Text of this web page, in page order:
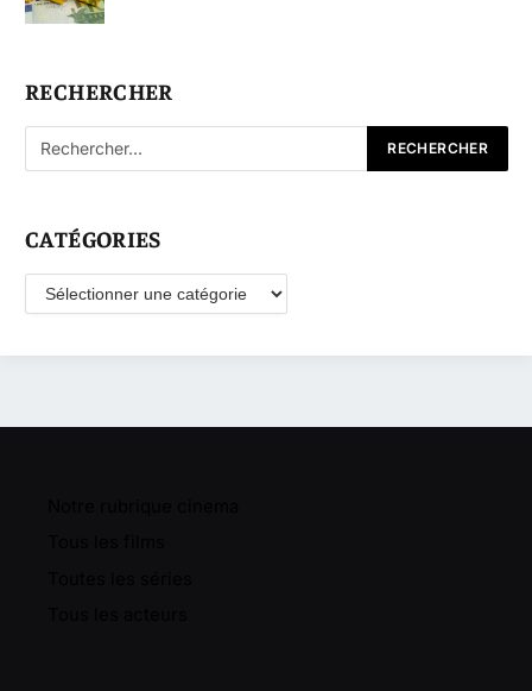
RECHERCHER
CATÉGORIES
Catégories